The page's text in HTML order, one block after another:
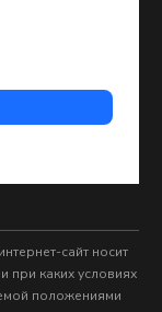
сайт носит
при каких условиях
положениями